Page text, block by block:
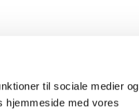
til sociale medier og
hjemmeside med vores